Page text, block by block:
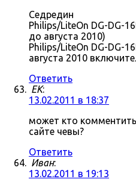
Седредин
Philips/LiteOn DG-DG-
до августа 2010)
Philips/LiteOn DG-DG-
августа 2010
Ответить
ЕK:
13.02.2011 в 18:37
может кто
сайте чевы?
Ответить
Иван:
13.02.2011 в 19:13